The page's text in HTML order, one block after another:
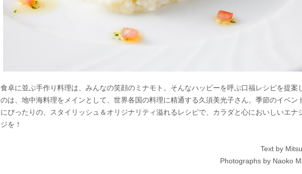
食卓に並ぶ手作り料理は、みんなの笑顔のミナモト。そんなハッピーを呼ぶ口福レシピを提案
のは、地中海料理をメインとして、世界各国の料理に精通する久須美光子さん。季節のイベン
にぴったりの、スタイリッシュ＆オリジナリティ溢れるレシピで、カラダと心においしいエナ
ジを！
Text by
Photographs by Naoko